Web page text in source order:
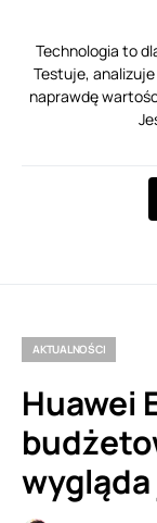
Technologia to
Testuje,
naprawdę
AKTUALNOŚCI
Huawei